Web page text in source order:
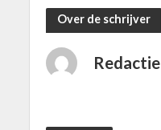
Over de schrijver
Redactie